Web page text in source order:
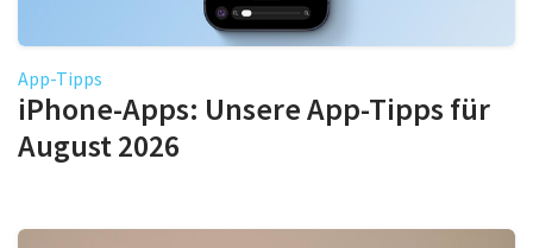
App-Tipps
iPhone-Apps: Unsere App-Tipps für
August 2026